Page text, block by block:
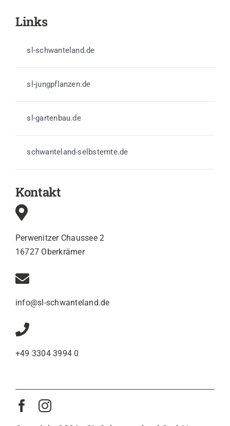
Links
sl-schwanteland.de
sl-jungpflanzen.de
sl-gartenbau.de
schwanteland-selbsternte.de
Kontakt
Perwenitzer Chaussee 2
16727 Oberkrämer
info@sl-schwanteland.de
+49 3304 3994 0